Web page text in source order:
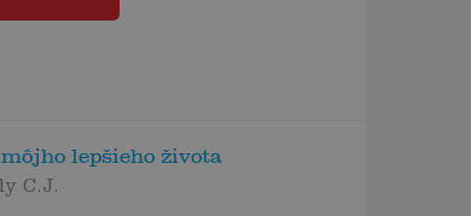
lepšieho života
C.J.